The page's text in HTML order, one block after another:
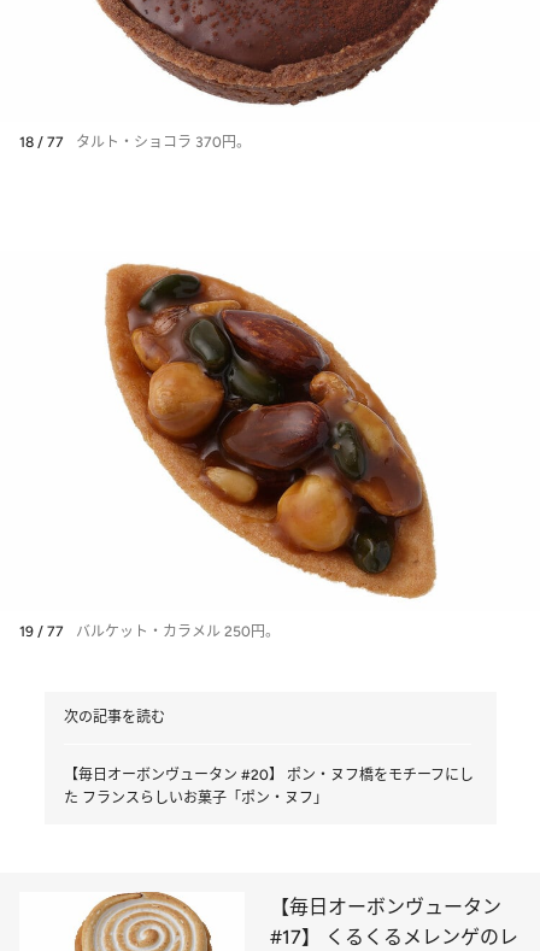
18 / 77 タルト・ショコラ 370円。
19 / 77 バルケット・カラメル 250円。
次の記事を読む
【毎日オーボンヴュータン #20】 ポン・ヌフ橋をモチーフにし
た フランスらしいお菓子「ポン・ヌフ」
【毎日オーボンヴュータン
#17】 くるくるメレンゲのレ